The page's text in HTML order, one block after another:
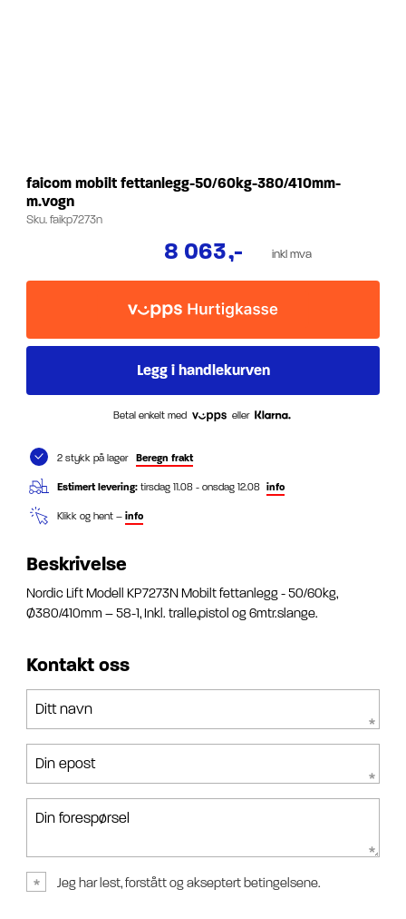
faicom mobilt fettanlegg-50/60kg-380/410mm-
m.vogn
Sku.faikp7273n
8 063,- inkl mva
Betal enkelt med eller
2 stykk på lager Beregn frakt
Estimert levering: tirsdag 11.08 - onsdag 12.08 info
Klikk og hent – info
Beskrivelse
Nordic Lift Modell KP7273N Mobilt fettanlegg - 50/60kg,
Ø380/410mm – 58-1, Inkl. tralle,pistol og 6mtr.slange.
Kontakt oss
Ditt navn
Din epost
Din forespørsel
Jeg har lest, forstått og akseptert betingelsene.